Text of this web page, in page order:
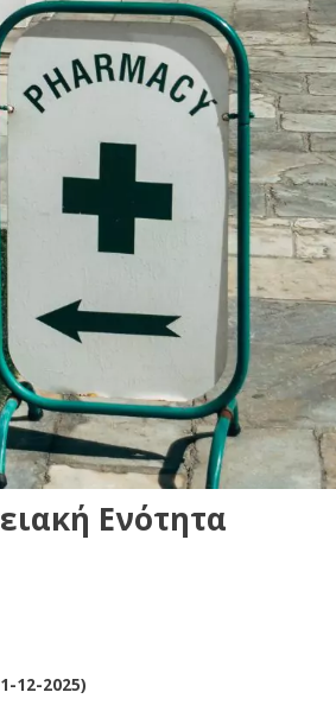
Ενότητα
12-2025)